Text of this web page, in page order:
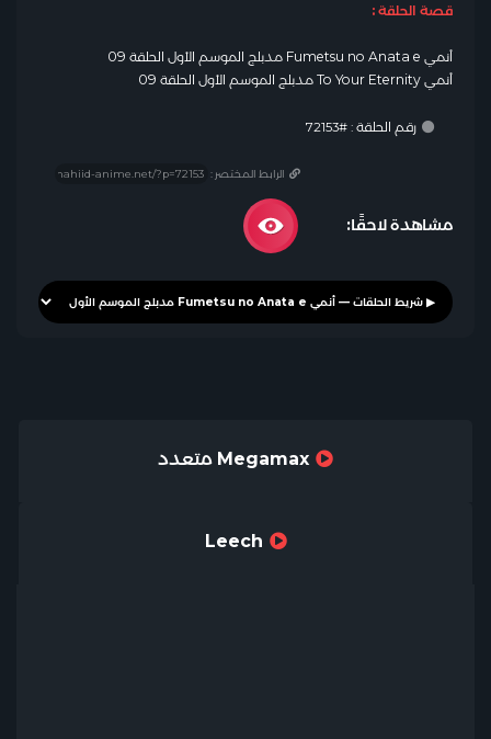
قصة الحلقة :
أنمي Fumetsu no Anata e مدبلج الموسم الأول الحلقة 09
أنمي To Your Eternity مدبلج الموسم الأول الحلقة 09
رقم الحلقة : #72153
الرابط المختصر :
مشاهدة لاحقًا: